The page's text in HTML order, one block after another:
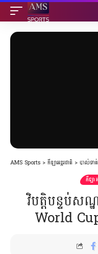
AMS Sports > កីឡាអន្តរជាតិ > បាល់ទាត់
កីឡា
វិបត្តិបន្ទប់សណ្
World